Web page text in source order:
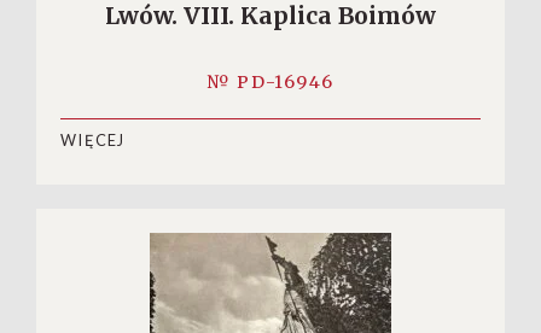
Lwów. VIII. Kaplica Boimów
№ PD-16946
WIĘCEJ